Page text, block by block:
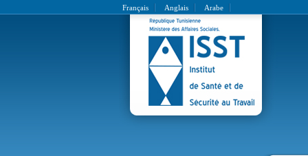
Français Anglais Arabe